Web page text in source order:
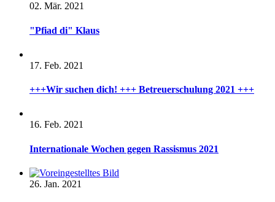
02. Mär. 2021
"Pfiad di" Klaus
17. Feb. 2021
+++Wir suchen dich! +++ Betreuerschulung 2021 +++
16. Feb. 2021
Internationale Wochen gegen Rassismus 2021
26. Jan. 2021